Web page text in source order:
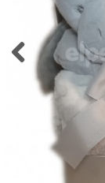
Previous